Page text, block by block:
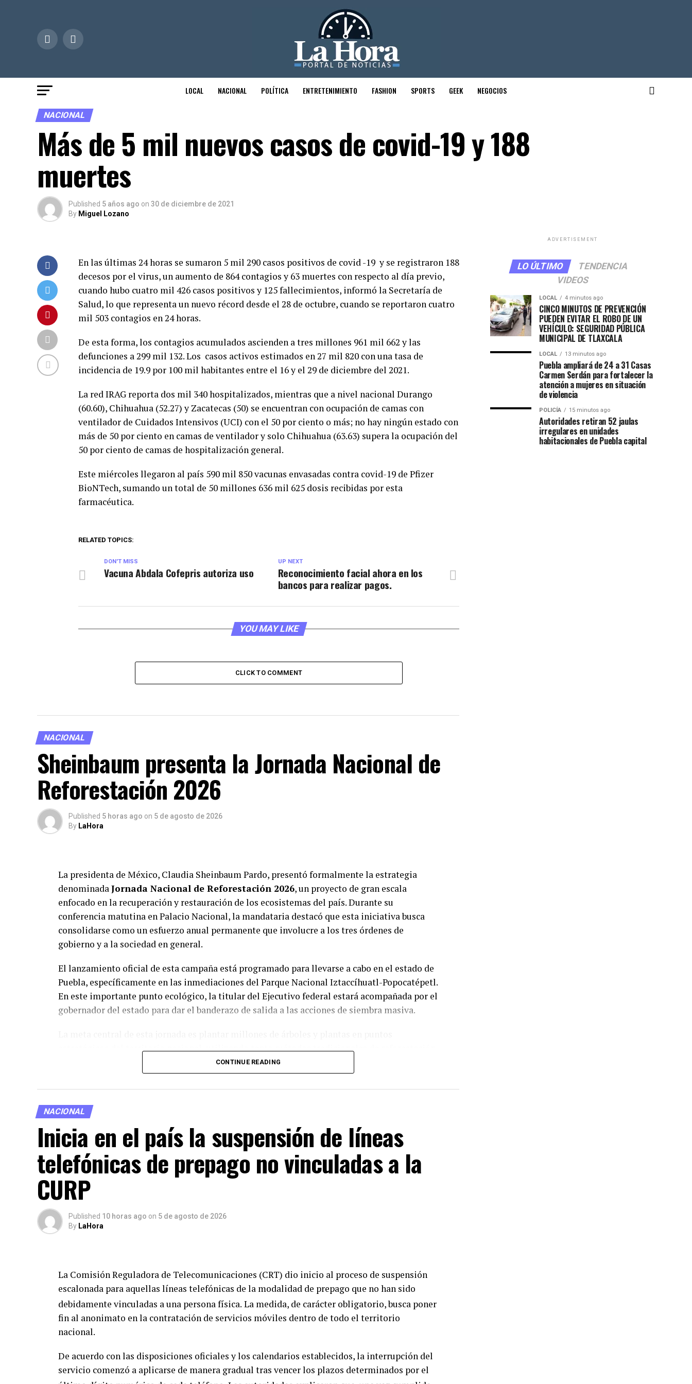
LOCAL NACIONAL POLÍTICA ENTRETENIMIENTO FASHION SPORTS GEEK NEGOCIOS
NACIONAL
Más de 5 mil nuevos casos de covid-19 y 188
muertes
Published 5 años ago on 30 de diciembre de 2021
By Miguel Lozano
En las últimas 24 horas se sumaron 5 mil 290 casos positivos de covid -19 y se registraron 188
decesos por el virus, un aumento de 864 contagios y 63 muertes con respecto al día previo,
cuando hubo cuatro mil 426 casos positivos y 125 fallecimientos, informó la Secretaría de
Salud, lo que representa un nuevo récord desde el 28 de octubre, cuando se reportaron cuatro
mil 503 contagios en 24 horas.
De esta forma, los contagios acumulados ascienden a tres millones 961 mil 662 y las
defunciones a 299 mil 132. Los casos activos estimados en 27 mil 820 con una tasa de
incidencia de 19.9 por 100 mil habitantes entre el 16 y el 29 de diciembre del 2021.
La red IRAG reporta dos mil 340 hospitalizados, mientras que a nivel nacional Durango
(60.60), Chihuahua (52.27) y Zacatecas (50) se encuentran con ocupación de camas con
ventilador de Cuidados Intensivos (UCI) con el 50 por ciento o más; no hay ningún estado con
más de 50 por ciento en camas de ventilador y solo Chihuahua (63.63) supera la ocupación del
50 por ciento de camas de hospitalización general.
Este miércoles llegaron al país 590 mil 850 vacunas envasadas contra covid-19 de Pfizer
BioNTech, sumando un total de 50 millones 636 mil 625 dosis recibidas por esta
farmacéutica.
RELATED TOPICS:
UP NEXT
Reconocimiento facial ahora en los
bancos para realizar pagos.
DON'T MISS
Vacuna Abdala Cofepris autoriza uso
YOU MAY LIKE
CLICK TO COMMENT
NACIONAL
Sheinbaum presenta la Jornada Nacional de
Reforestación 2026
Published 5 horas ago on 5 de agosto de 2026
By LaHora
La presidenta de México, Claudia Sheinbaum Pardo, presentó formalmente la estrategia
denominadaJornada Nacional de Reforestación 2026, un proyecto de gran escala
enfocado en la recuperación y restauración de los ecosistemas del país. Durante su
conferencia matutina en Palacio Nacional, la mandataria destacó que esta iniciativa busca
consolidarse como un esfuerzo anual permanente que involucre a los tres órdenes de
gobierno y a la sociedad en general.
El lanzamiento oficial de esta campaña está programado para llevarse a cabo en el estado de
Puebla, específicamente en las inmediaciones del Parque Nacional Iztaccíhuatl-Popocatépetl.
En este importante punto ecológico, la titular del Ejecutivo federal estará acompañada por el
gobernador del estado para dar el banderazo de salida a las acciones de siembra masiva.
estratégicos del territorio nacional, utilizando tanto métodos tradicionales de reforestación
como tecnologías avanzadas. Entre las innovaciones anunciadas destaca el uso de drones
especializados para la dispersión de semillas protegidas con sustratos y fertilizantes en
zonas de difícil acceso.
Por su parte, la Secretaría de Medio Ambiente y Recursos naturales (Semarnat) enfatizó que
el 70% del territorio mexicano cuenta con una riqueza natural invaluable compuesta por
selvas, bosques, matorrales y manglares. Las autoridades recordaron que el ciclo del agua y
la estabilidad de los suelos dependen directamente de la salud de estos bosques, gravemente
amenazados por la tala ilegal y los incendios.
Finalmente, el gobierno federal hizo un llamado abierto a ciudadanos, ejidatarios,
acciones coordinadas que complementan programas históricos como Sembrando Vida,
CONTINUE READING
NACIONAL
Inicia en el país la suspensión de líneas
telefónicas de prepago no vinculadas a la
CURP
Published 10 horas ago on 5 de agosto de 2026
By LaHora
La Comisión Reguladora de Telecomunicaciones (CRT) dio inicio al proceso de suspensión
escalonada para aquellas líneas telefónicas de la modalidad de prepago que no han sido
debidamente vinculadas a una persona física. La medida, de carácter obligatorio, busca poner
fin al anonimato en la contratación de servicios móviles dentro de todo el territorio
nacional.
De acuerdo con las disposiciones oficiales y los calendarios establecidos, la interrupción del
servicio comenzó a aplicarse de manera gradual tras vencer los plazos determinados por el
ADVERTISEMENT
LO ÚLTIMO
TENDENCIA
VIDEOS
LOCAL 4 minutos ago
CINCO MINUTOS DE PREVENCIÓN
PUEDEN EVITAR EL ROBO DE UN
VEHÍCULO: SEGURIDAD PÚBLICA
MUNICIPAL DE TLAXCALA
LOCAL 13 minutos ago
Puebla ampliará de 24 a 31 Casas
Carmen Serdán para fortalecer la
atención a mujeres en situación
de violencia
POLICÍA 15 minutos ago
Autoridades retiran 52 jaulas
irregulares en unidades
habitacionales de Puebla capital